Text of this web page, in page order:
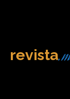
revista